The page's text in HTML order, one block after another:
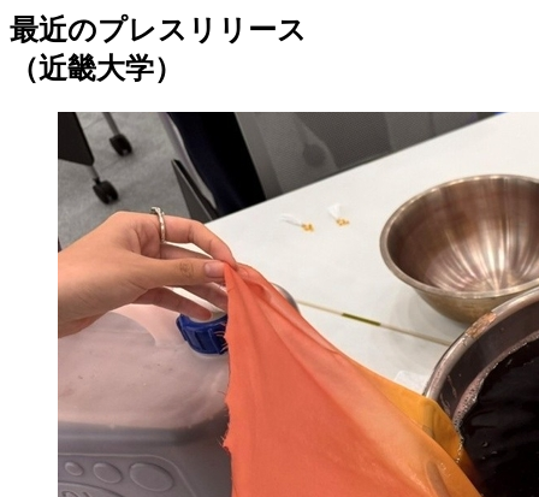
最近のプレスリリース
（近畿大学）